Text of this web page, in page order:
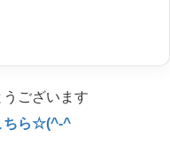
ございます
ちら☆(^-^